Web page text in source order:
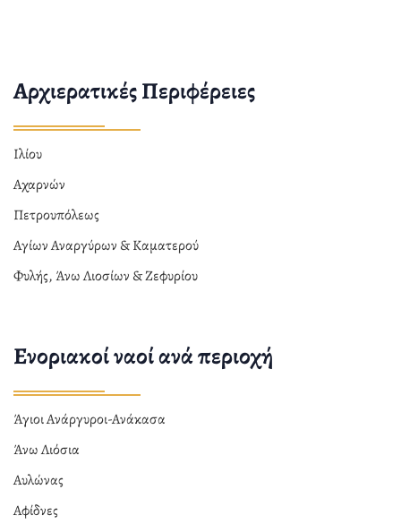
Αρχιερατικές Περιφέρειες
Ιλίου
Αχαρνών
Πετρουπόλεως
Αγίων Αναργύρων & Καματερού
Φυλής, Άνω Λιοσίων & Ζεφυρίου
Ενοριακοί ναοί ανά περιοχή
Άγιοι Ανάργυροι-Ανάκασα
Άνω Λιόσια
Αυλώνας
Αφίδνες